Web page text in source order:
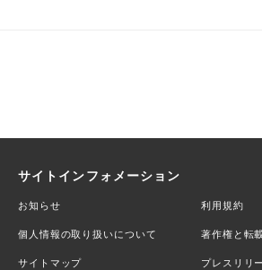
サイトインフォメーション
お知らせ 利用規約
個人情報の取り扱いについて 著作権と転
サイトマップ プレスリリ